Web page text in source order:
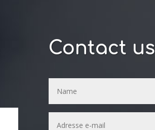
Contact us